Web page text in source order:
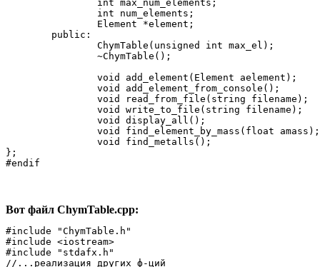
};
#endif
Вот файл ChymTable.cpp:
#include "ChymTable.h"
#include <iostream>
#include "stdafx.h"
//...реализация других ф-ций